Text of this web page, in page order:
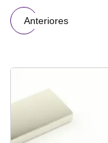
Anteriores